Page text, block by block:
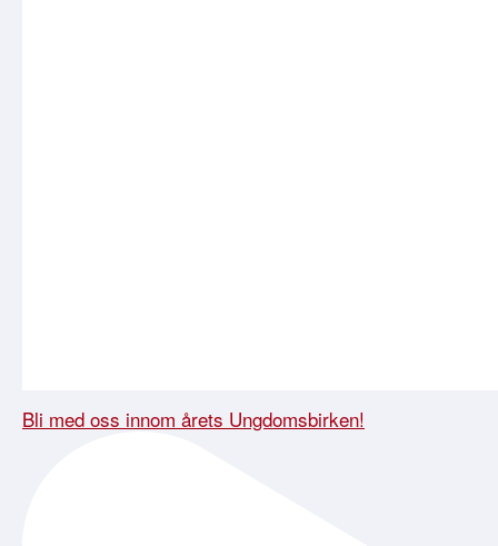
Bli med oss innom årets Ungdomsbirken!